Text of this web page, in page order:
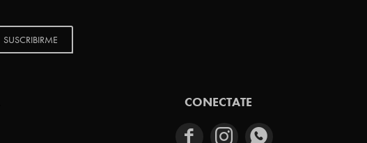
CONECTATE
  
SUSCRIBIRME